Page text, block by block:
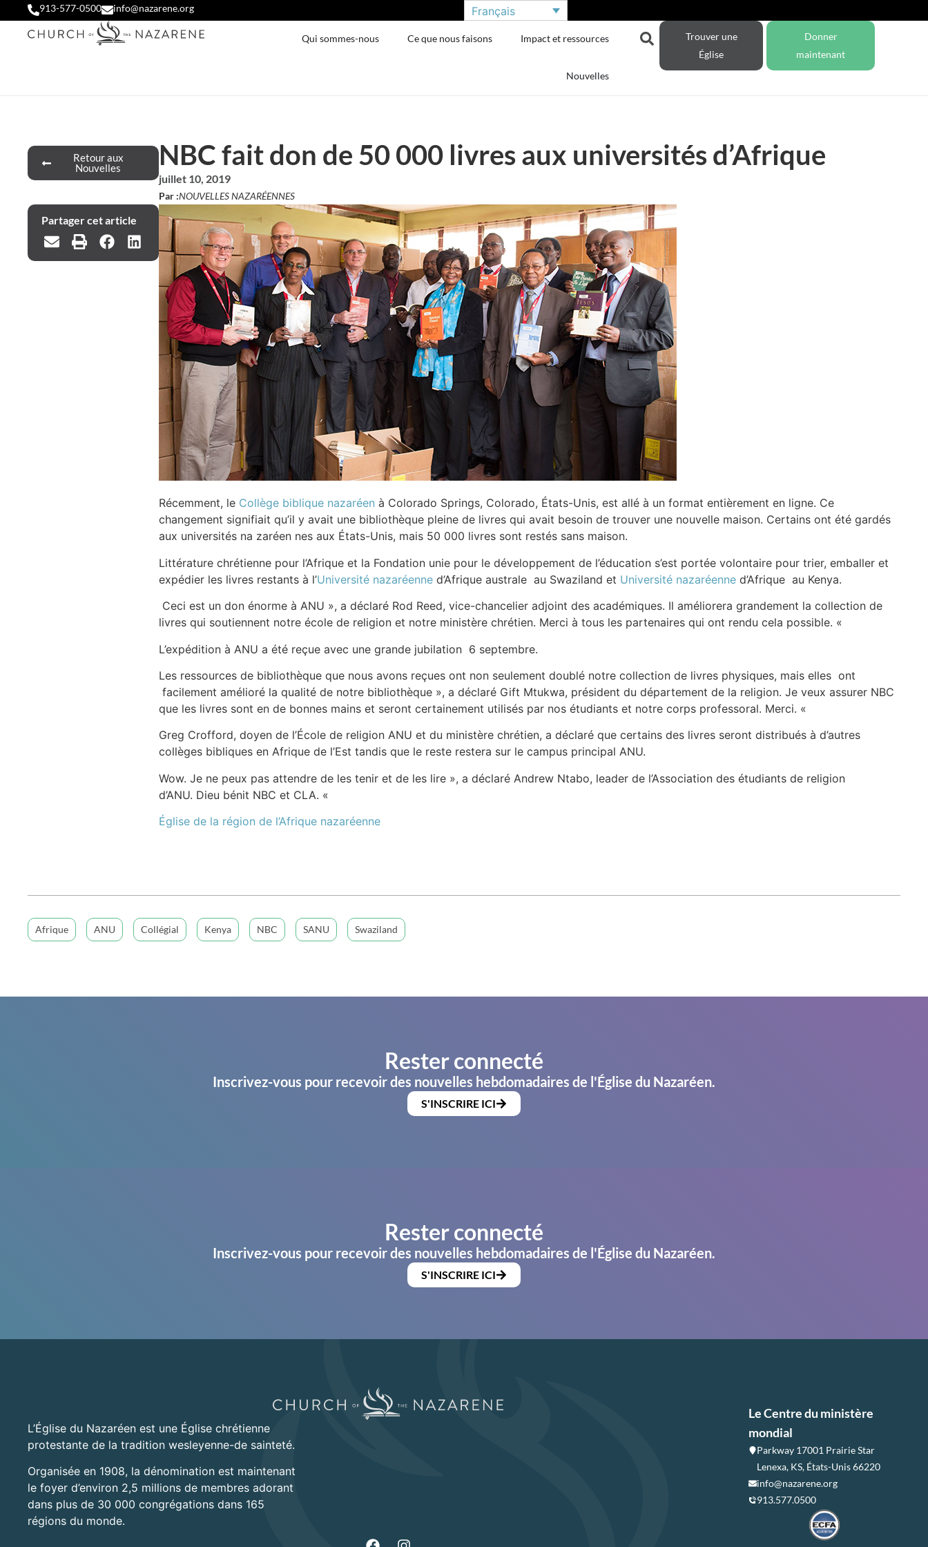
913-577-0500 info@nazarene.org Français
Qui sommes-nous Ce que nous faisons Impact et ressources
Nouvelles
Trouver une
Église
Donner
maintenant
Retour aux
Nouvelles
NBC fait don de 50 000 livres aux universités d’Afrique
juillet 10, 2019
Par :NOUVELLES NAZARÉENNES
Partager cet article
Récemment, le Collège biblique nazaréen à Colorado Springs, Colorado, États-Unis, est allé à un format entièrement en ligne. Ce
changement signifiait qu’il y avait une bibliothèque pleine de livres qui avait besoin de trouver une nouvelle maison. Certains ont été gardés
aux universités na zaréen nes aux États-Unis, mais 50 000 livres sont restés sans maison.
Littérature chrétienne pour l’Afrique et la Fondation unie pour le développement de l’éducation s’est portée volontaire pour trier, emballer et
expédier les livres restants à l’Université nazaréenned’Afrique australe au Swaziland et Université nazaréenned’Afrique au Kenya.
Ceci est un don énorme à ANU », a déclaré Rod Reed, vice-chancelier adjoint des académiques. Il améliorera grandement la collection de
livres qui soutiennent notre école de religion et notre ministère chrétien. Merci à tous les partenaires qui ont rendu cela possible. «
L’expédition à ANU a été reçue avec une grande jubilation 6 septembre.
Les ressources de bibliothèque que nous avons reçues ont non seulement doublé notre collection de livres physiques, mais elles ont
facilement amélioré la qualité de notre bibliothèque », a déclaré Gift Mtukwa, président du département de la religion. Je veux assurer NBC
que les livres sont en de bonnes mains et seront certainement utilisés par nos étudiants et notre corps professoral. Merci. «
Greg Crofford, doyen de l’École de religion ANU et du ministère chrétien, a déclaré que certains des livres seront distribués à d’autres
collèges bibliques en Afrique de l’Est tandis que le reste restera sur le campus principal ANU.
Wow. Je ne peux pas attendre de les tenir et de les lire », a déclaré Andrew Ntabo, leader de l’Association des étudiants de religion
d’ANU. Dieu bénit NBC et CLA. «
Église de la région de l’Afrique nazaréenne
Afrique ANU Collégial Kenya NBC SANU Swaziland
Rester connecté
Inscrivez-vous pour recevoir des nouvelles hebdomadaires de l'Église du Nazaréen.
S'INSCRIRE ICI
Rester connecté
Inscrivez-vous pour recevoir des nouvelles hebdomadaires de l'Église du Nazaréen.
S'INSCRIRE ICI
L’Église du Nazaréen est une Église chrétienne
protestante de la tradition wesleyenne-de sainteté.
Organisée en 1908, la dénomination est maintenant
le foyer d’environ 2,5 millions de membres adorant
dans plus de 30 000 congrégations dans 165
régions du monde.
Le Centre du ministère
mondial
Parkway 17001 Prairie Star
Lenexa, KS, États-Unis 66220
info@nazarene.org
913.577.0500